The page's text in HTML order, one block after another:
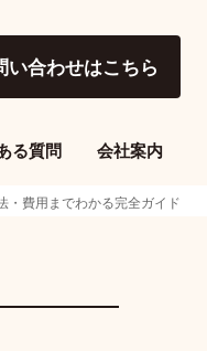
る質問 会社案内
い合わせはこちら
・費用までわかる完全ガイド